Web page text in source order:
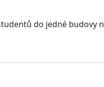
do jedné